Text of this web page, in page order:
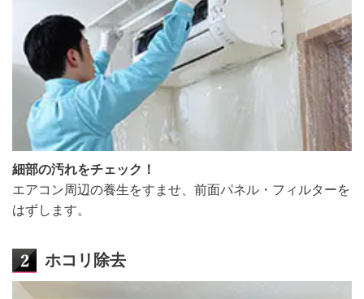
細部の汚れをチェック！
エアコン周辺の養生をすませ、前面パネル・フィルターを
はずします。
ホコリ除去